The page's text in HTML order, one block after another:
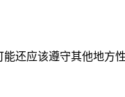
还应该遵守其他地方